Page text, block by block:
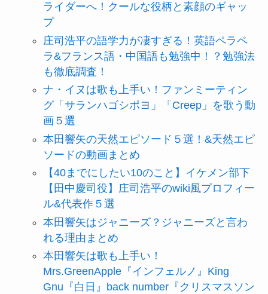
ライダーへ！クールな役柄と素顔のギャッ
プ
庄司浩平の語学力が凄すぎる！英語ペラペ
ラ&フランス語・中国語も勉強中！？勉強法
も徹底調査！
ナ・イヌは歌も上手い！ファンミーティン
グ「サランハゴシポヨ」「Creep」を歌う動
画５選
本田響矢の天然エピソード５選！&天然エピ
ソードの動画まとめ
【40までにしたい10のこと】イケメン部下
【田中慶司役】庄司浩平のwiki風プロフィー
ル&代表作５選
本田響矢はジャニーズ？ジャニーズと言わ
れる理由まとめ
本田響矢は歌も上手い！
Mrs.GreenApple『インフェルノ』King
Gnu『白日』back number『クリスマスソン